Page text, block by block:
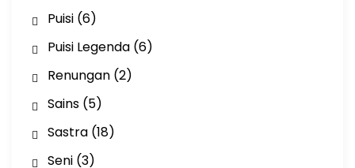
Puisi(6)
Puisi Legenda(6)
Renungan(2)
Sains(5)
Sastra(18)
Seni(3)